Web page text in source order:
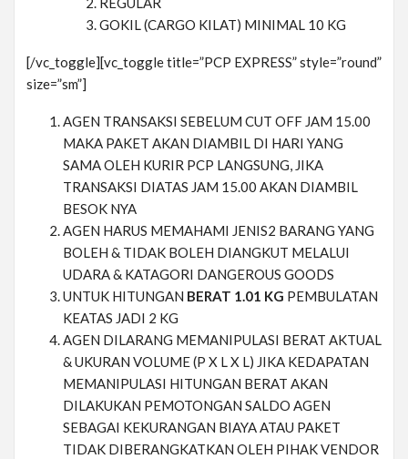
GOKIL (CARGO KILAT) MINIMAL 10 KG
[/vc_toggle][vc_toggle title=”PCP EXPRESS” style=”round”
size=”sm”]
AGEN TRANSAKSI SEBELUM CUT OFF JAM 15.00
MAKA PAKET AKAN DIAMBIL DI HARI YANG
SAMA OLEH KURIR PCP LANGSUNG, JIKA
TRANSAKSI DIATAS JAM 15.00 AKAN DIAMBIL
BESOK NYA
AGEN HARUS MEMAHAMI JENIS2 BARANG YANG
BOLEH & TIDAK BOLEH DIANGKUT MELALUI
UDARA & KATAGORI DANGEROUS GOODS
UNTUK HITUNGAN BERAT 1.01 KG PEMBULATAN
KEATAS JADI 2 KG
AGEN DILARANG MEMANIPULASI BERAT AKTUAL
& UKURAN VOLUME (P X L X L) JIKA KEDAPATAN
MEMANIPULASI HITUNGAN BERAT AKAN
DILAKUKAN PEMOTONGAN SALDO AGEN
SEBAGAI KEKURANGAN BIAYA ATAU PAKET
TIDAK DIBERANGKATKAN OLEH PIHAK VENDOR